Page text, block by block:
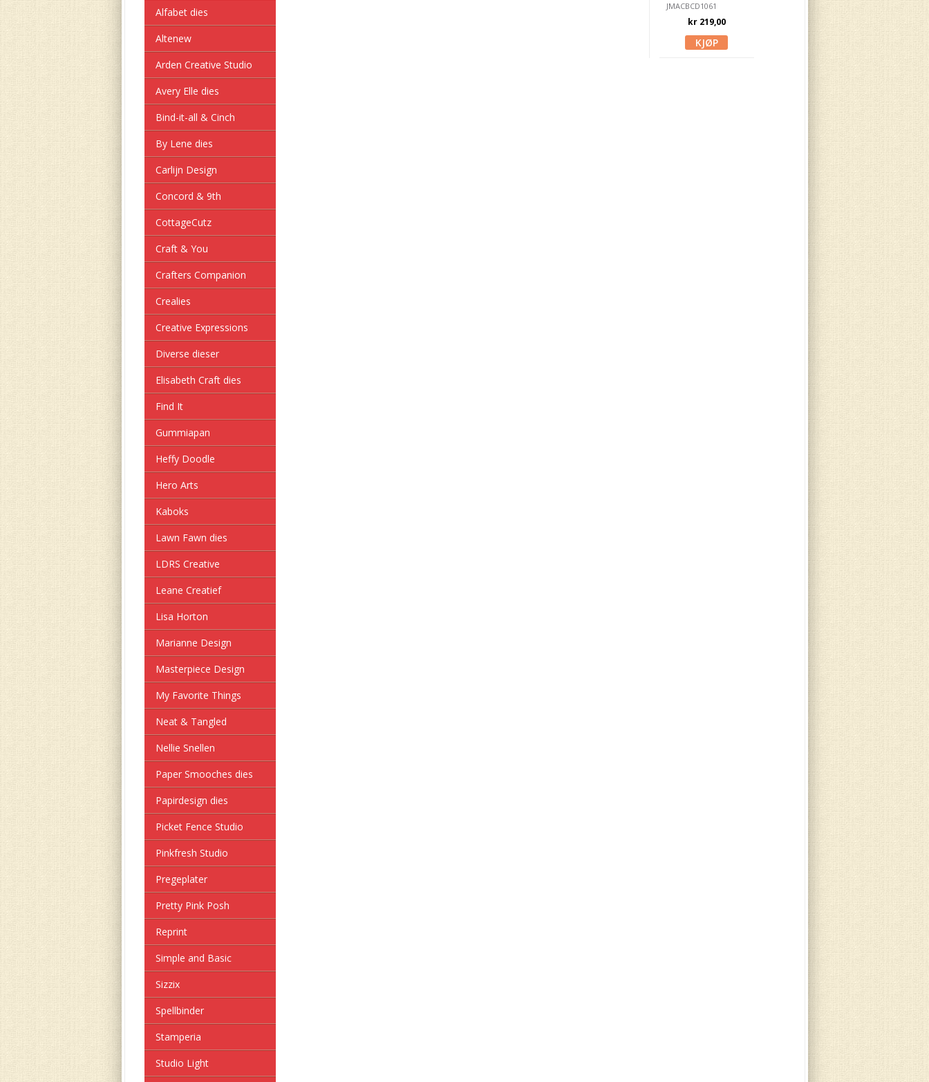
Alfabet dies
Altenew
Arden Creative Studio
Avery Elle dies
Bind-it-all & Cinch
By Lene dies
Carlijn Design
Concord & 9th
CottageCutz
Craft & You
Crafters Companion
Crealies
Creative Expressions
Diverse dieser
Elisabeth Craft dies
Find It
Gummiapan
Heffy Doodle
Hero Arts
Kaboks
Lawn Fawn dies
LDRS Creative
Leane Creatief
Lisa Horton
Marianne Design
Masterpiece Design
My Favorite Things
Neat & Tangled
Nellie Snellen
Paper Smooches dies
Papirdesign dies
Picket Fence Studio
Pinkfresh Studio
Pregeplater
Pretty Pink Posh
Reprint
Simple and Basic
Sizzix
Spellbinder
Stamperia
Studio Light
JMACBCD1061
kr 219,00